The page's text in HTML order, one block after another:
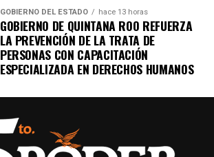
GOBIERNO DEL ESTADO hace 13 horas
GOBIERNO DE QUINTANA ROO REFUERZA
LA PREVENCIÓN DE LA TRATA DE
PERSONAS CON CAPACITACIÓN
ESPECIALIZADA EN DERECHOS HUMANOS